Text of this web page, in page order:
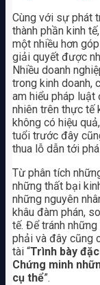
Cùng với sự phát
thành phần kinh
một nhiều hơn
giải quyết được
Nhiều doanh
trong kinh doanh,
am hiểu pháp luật
nhiên trên thực tế
không có hiệu
tuổi trước đây
thua lỗ dẫn tới
Từ phân tích
những thất bại
những nguyên
khâu đàm phán,
tế. Để tránh
phải và đây cũng
tài “Trình bày
Chứng minh
cụ thể”.